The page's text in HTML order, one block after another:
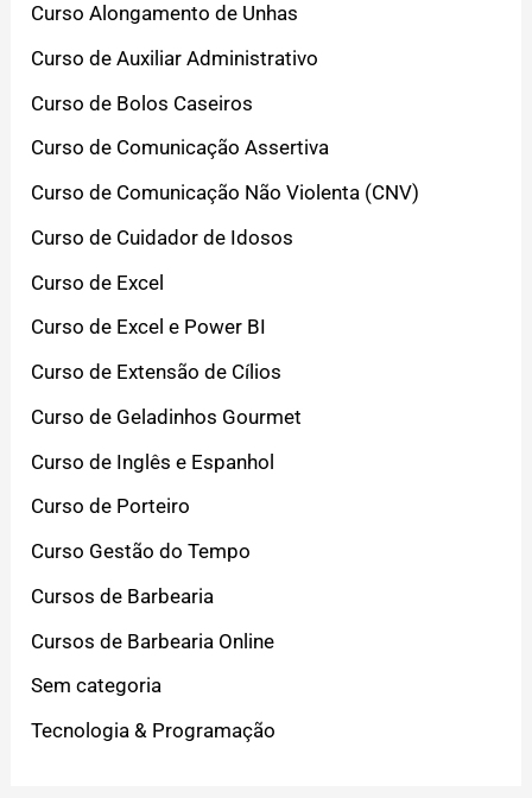
Curso Alongamento de Unhas
Curso de Auxiliar Administrativo
Curso de Bolos Caseiros
Curso de Comunicação Assertiva
Curso de Comunicação Não Violenta (CNV)
Curso de Cuidador de Idosos
Curso de Excel
Curso de Excel e Power BI
Curso de Extensão de Cílios
Curso de Geladinhos Gourmet
Curso de Inglês e Espanhol
Curso de Porteiro
Curso Gestão do Tempo
Cursos de Barbearia
Cursos de Barbearia Online
Sem categoria
Tecnologia & Programação